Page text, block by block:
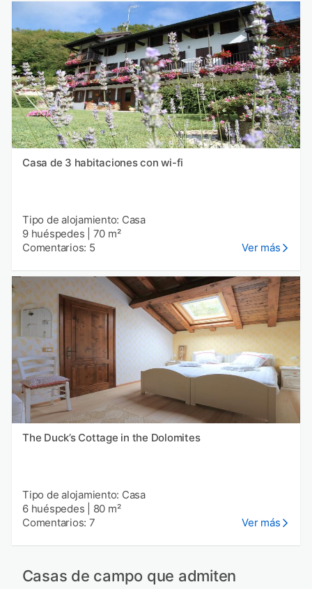
Casa de 3 habitaciones con wi-fi
Tipo de alojamiento: Casa
9 huéspedes
70 m²
Comentarios: 5
Ver más
The Duck’s Cottage in the Dolomites
Tipo de alojamiento: Casa
6 huéspedes
80 m²
Comentarios: 7
Ver más
Casas de campo que admiten